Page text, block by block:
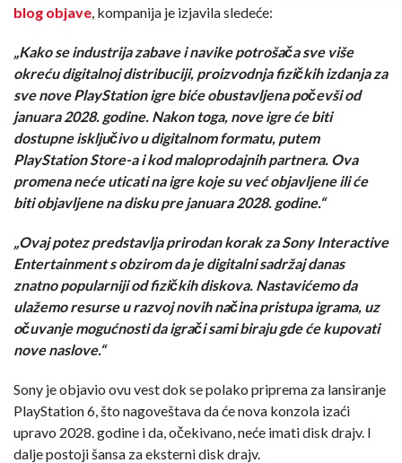
blog objave , kompanija je izjavila sledeće:
„Kako se industrija zabave i navike potrošača sve više
okreću digitalnoj distribuciji, proizvodnja fizičkih izdanja za
sve nove PlayStation igre biće obustavljena počevši od
januara 2028. godine. Nakon toga, nove igre će biti
dostupne isključivo u digitalnom formatu, putem
PlayStation Store-a i kod maloprodajnih partnera. Ova
promena neće uticati na igre koje su već objavljene ili će
biti objavljene na disku pre januara 2028. godine.“
„Ovaj potez predstavlja prirodan korak za Sony Interactive
Entertainment s obzirom da je digitalni sadržaj danas
znatno popularniji od fizičkih diskova. Nastavićemo da
ulažemo resurse u razvoj novih načina pristupa igrama, uz
očuvanje mogućnosti da igrači sami biraju gde će kupovati
nove naslove.“
Sony je objavio ovu vest dok se polako priprema za lansiranje
PlayStation 6, što nagoveštava da će nova konzola izaći
upravo 2028. godine i da, očekivano, neće imati disk drajv. I
dalje postoji šansa za eksterni disk drajv.